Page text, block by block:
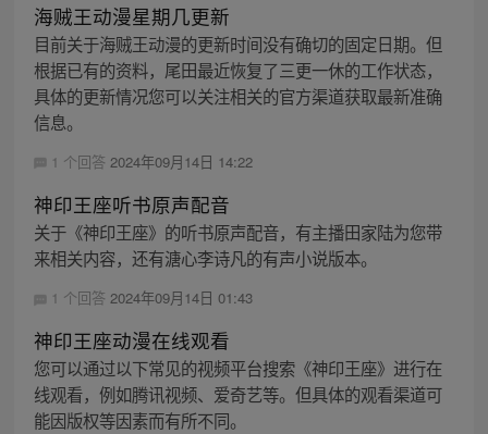
海贼王动漫星期几更新
目前关于海贼王动漫的更新时间没有确切的固定日期。但
根据已有的资料，尾田最近恢复了三更一休的工作状态，
具体的更新情况您可以关注相关的官方渠道获取最新准确
信息。
1 个回答 2024年09月14日 14:22
神印王座听书原声配音
关于《神印王座》的听书原声配音，有主播田家陆为您带
来相关内容，还有溏心李诗凡的有声小说版本。
1 个回答 2024年09月14日 01:43
神印王座动漫在线观看
您可以通过以下常见的视频平台搜索《神印王座》进行在
线观看，例如腾讯视频、爱奇艺等。但具体的观看渠道可
能因版权等因素而有所不同。